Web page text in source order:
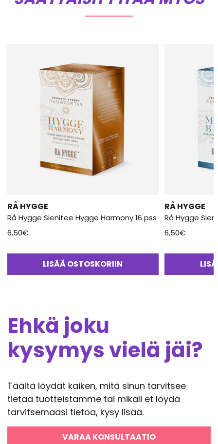
RÅ HYGGE
Rå Hygge Sienitee Hygge Harmony 16 pss
6,50€
LISÄÄ OSTOSKORIIN
RÅ HYGGE
Rå Hygge
6,50€
Ehkä joku
kysymys vielä jäi?
Täältä löydät kaiken, mitä sinun tarvitsee
tietää tuotteistamme tai mikäli et löydä
tarvitsemaasi tietoa, kysy lisää.
VARAA KONSULTAATIO